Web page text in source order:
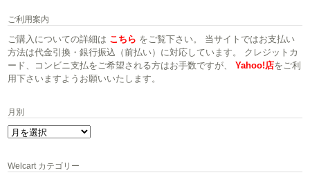
ご利用案内
ご購入についての詳細は こちら をご覧下さい。 当サイトではお支払い
方法は代金引換・銀行振込（前払い）に対応しています。 クレジットカ
ード、コンビニ支払をご希望される方はお手数ですが、Yahoo!店をご利
用下さいますようお願いいたします。
月別
月
Welcart カテゴリー